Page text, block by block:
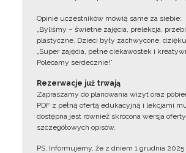
Opinie uczestników mówią same za siebie:
„Byliśmy – świetne zajęcia, prelekcja,
plastyczne. Dzieci były zachwycone,
„Super zajęcia, pełne ciekawostek i
Polecamy serdecznie!”
Rezerwacje już trwają
Zapraszamy do planowania wizyt oraz
PDF z pełną ofertą edukacyjną i lekcjami
dostępna jest również skrócona wersja
szczegółowych opisów.
PS. Informujemy, że z dniem 1 grudnia 2025